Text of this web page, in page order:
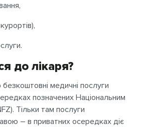
до лікаря?
медичні послуги
позначених Національним
Тільки там послуги
– в приватних осередках діє